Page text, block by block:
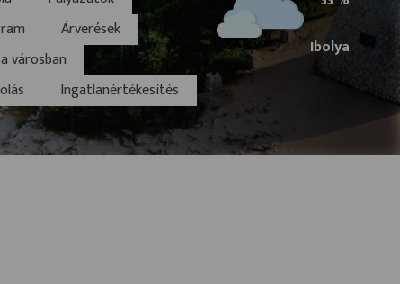
Ibolya
Árverések
városban
Ingatlanértékesítés